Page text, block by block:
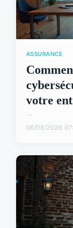
ASSURANCE
votre
...
06/08/2026